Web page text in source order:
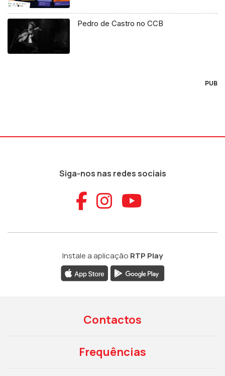
Pedro de Castro no CCB
PUB
Siga-nos nas redes sociais
Aceder ao
Aceder ao
Aceder
Instale a aplicação RTP Play
Contactos
Frequências